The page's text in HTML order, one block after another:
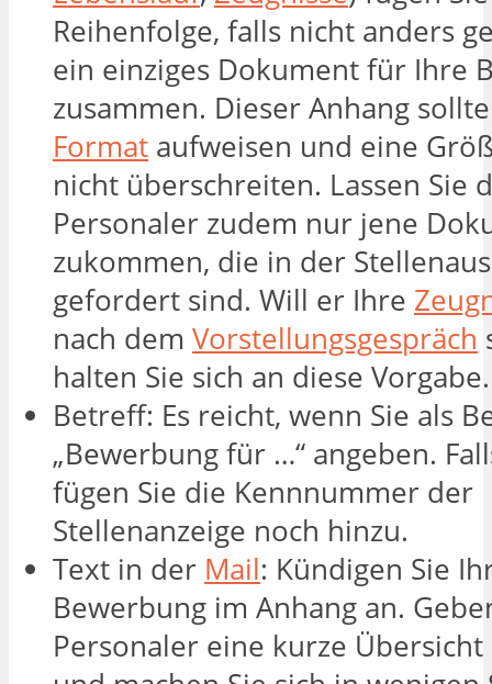
Reihenfolge, falls nicht anders
ein einziges Dokument für Ihre
zusammen. Dieser Anhang
Format aufweisen und eine
nicht überschreiten. Lassen Sie
Personaler zudem nur jene
zukommen, die in der
gefordert sind. Will er Ihre
nach dem Vorstellungsgespräch
halten Sie sich an diese Vorgabe.
Betreff: Es reicht, wenn Sie als
„Bewerbung für …“ angeben.
fügen Sie die Kennnummer der
Stellenanzeige noch hinzu.
Text in der Mail: Kündigen Sie
Bewerbung im Anhang an.
Personaler eine kurze